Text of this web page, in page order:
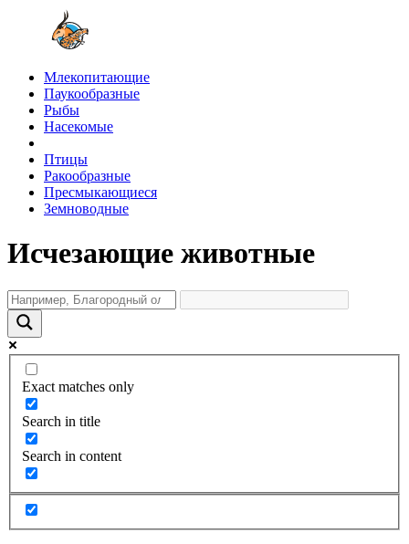
Млекопитающие
Паукообразные
Рыбы
Насекомые
Птицы
Ракообразные
Пресмыкающиеся
Земноводные
Исчезающие животные
Exact matches only
Search in title
Search in content